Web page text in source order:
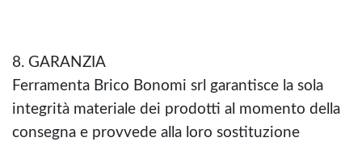
8. GARANZIA
Ferramenta Brico Bonomi srl garantisce la sola
integrità materiale dei prodotti al momento della
consegna e provvede alla loro sostituzione